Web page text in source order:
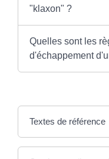
"klaxon" ?
Quelles sont les
d'échappement
Textes de référence